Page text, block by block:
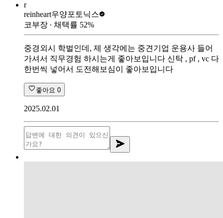
r
reinheart우양포토닉스
코부장 ∙ 채택률 52%
중경외시 학벌인데, 제 생각에는 중견기업 운용사 들어
가셔서 직무경험 하시는게 좋아보입니다 신탁 , pf , vc 다
한번씩 넣어서 도전해보심이 좋아보입니다
좋아요 0
2025.02.01